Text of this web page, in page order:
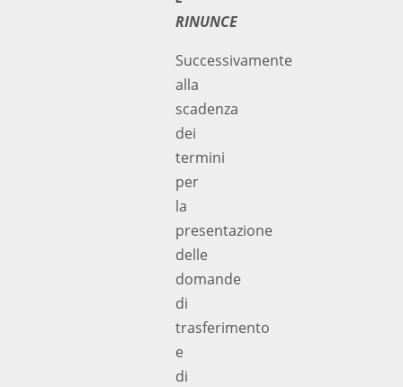
RINUNCE
Successivamente
alla
scadenza
dei
termini
per
la
presentazione
delle
domande
di
trasferimento
e
di